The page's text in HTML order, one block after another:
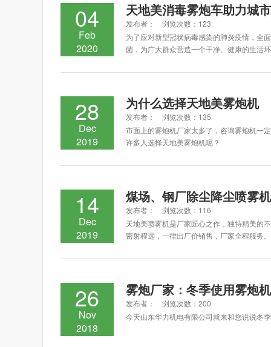
04
Feb
2020
天地美消毒雾炮车助力城
发布者： 浏览次数：123
为了应对新型冠状病毒感染的肺炎疫情，全
菌，为广大群众营造一个干净、健康的生活
28
Dec
2019
为什么选择天地美雾炮机
发布者： 浏览次数：135
市面上的雾炮机厂家太多了，咨询雾炮机一
许多人选择天地美雾炮机呢？
14
Dec
2019
煤场、钢厂除尘降尘喷雾机
发布者： 浏览次数：116
天地美喷雾机是厂家匠心之作，独特精美的
密射程远，一律出厂价销售，厂家全程服务。
26
Nov
2018
雾炮厂家：冬季使用雾炮
发布者： 浏览次数：200
今天山东华力机电有限公司就来和您说说冬